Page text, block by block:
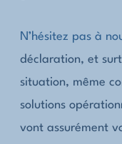
N’hésitez pas à
déclaration, et
situation, même
solutions
vont assurément